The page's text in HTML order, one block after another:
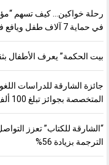
رحلة خواكين… كيف تسهم
في حماية 7 آلاف طفل ويافع في المكسيك من شبكات الاتجار بالبشر؟
بيت الحكمة” يعرف الأطفال
جائزة الشارقة للدراسات
المتخصصة بجوائز تبلغ 100 ألف دولار
الترجمة بزيادة 56%